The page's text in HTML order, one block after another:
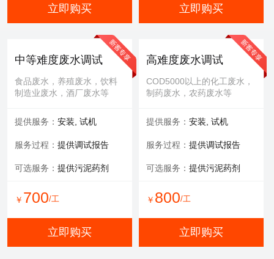
立即购买 立即购买
中等难度废水调试
食品废水，养殖废水，饮料
制造业废水，酒厂废水等
提供服务： 安装, 试机
服务过程： 提供调试报告
可选服务： 提供污泥药剂
￥ 700/工
立即购买
高难度废水调试
COD5000以上的化工废水，
制药废水，农药废水等
提供服务： 安装, 试机
服务过程： 提供调试报告
可选服务： 提供污泥药剂
￥ 800/工
立即购买